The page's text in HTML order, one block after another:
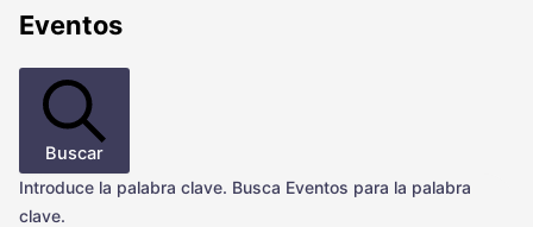
Eventos
Buscar
Introduce la palabra clave. Busca Eventos para la palabra
clave.